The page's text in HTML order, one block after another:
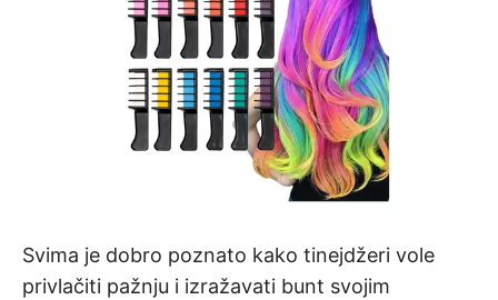
Svima je dobro poznato kako tinejdžeri vole
privlačiti pažnju i izražavati bunt svojim